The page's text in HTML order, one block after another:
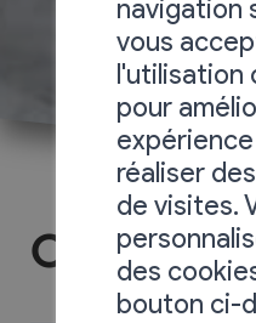
Chalet
navigation
vous
l'utilisation
pour
réaliser
de visites.
des
bouton ci-